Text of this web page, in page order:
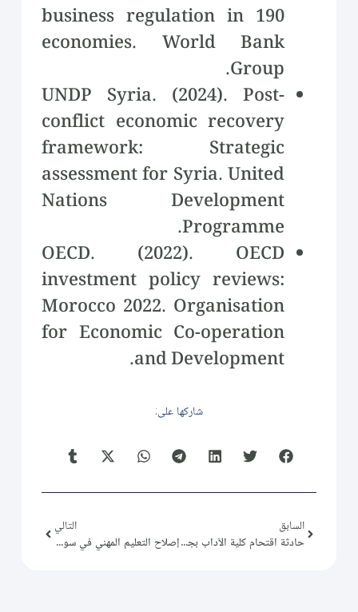
business regulation in 190
economies. World Bank
Group.
UNDP Syria. (2024). Post-
conflict economic recovery
framework: Strategic
assessment for Syria. United
Nations Development
Programme.
OECD. (2022). OECD
investment policy reviews:
Morocco 2022. Organisation
for Economic Co-operation
and Development.
شاركها على:
السابق
حادثة اقتحام كلية الآداب بجامعة دمشق
التالي
إصلاح التعليم المهني في سورية الجديدة ضرورة وطنية لبناء المستقبل